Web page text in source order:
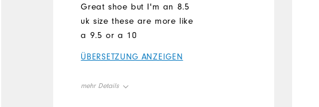
Great shoe but I'm an 8.5
uk size these are more like
a 9.5 or a 10
ÜBERSETZUNG ANZEIGEN
mehr Details